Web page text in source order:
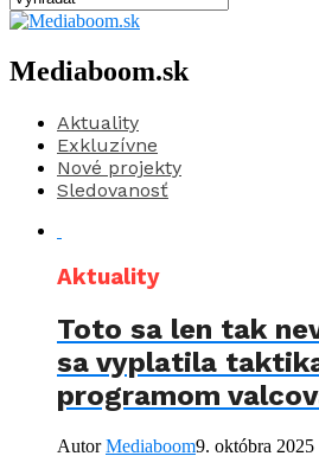
Mediaboom.sk
Aktuality
Exkluzívne
Nové projekty
Sledovanosť
Aktuality
Toto sa len tak
sa vyplatila
programom
AutorMediaboom9. októbra 2025